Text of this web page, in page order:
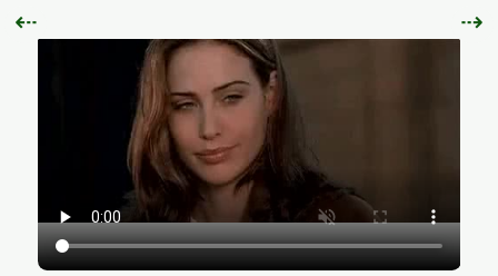
Précédent :
⇠ ⇢